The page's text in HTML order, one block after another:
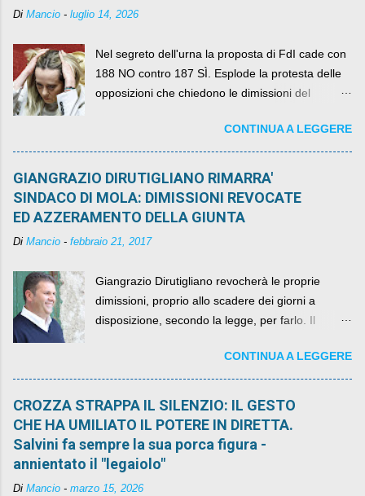
Di Mancio - luglio 14, 2026
Nel segreto dell'urna la proposta di FdI cade con
188 NO contro 187 SÌ. Esplode la protesta delle
opposizioni che chiedono le dimissioni del
CONTINUA A LEGGERE
GIANGRAZIO DIRUTIGLIANO RIMARRA'
SINDACO DI MOLA: DIMISSIONI REVOCATE
ED AZZERAMENTO DELLA GIUNTA
Di Mancio - febbraio 21, 2017
Giangrazio Dirutigliano revocherà le proprie
dimissioni, proprio allo scadere dei giorni a
disposizione, secondo la legge, per farlo. Il
quelli che si auspicavano il contrario.CONTINUA A LEGGERE
CROZZA STRAPPA IL SILENZIO: IL GESTO
CHE HA UMILIATO IL POTERE IN DIRETTA.
Salvini fa sempre la sua porca figura -
annientato il "legaiolo"
Di Mancio - marzo 15, 2026